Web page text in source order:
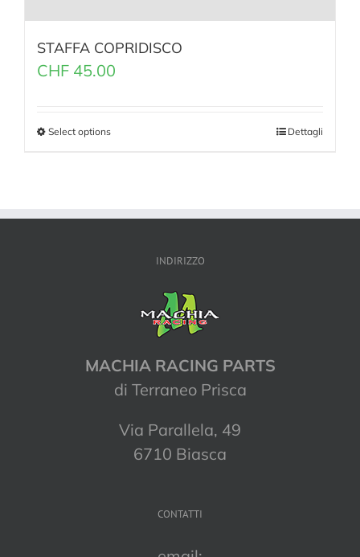
STAFFA COPRIDISCO
CHF 45.00
Select options Dettagli
INDIRIZZO
MACHIA RACING PARTS
di Terraneo Prisca
Via Parallela, 49
6710 Biasca
CONTATTI